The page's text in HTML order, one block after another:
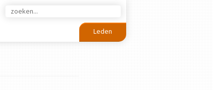
Leden